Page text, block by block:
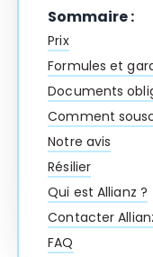
Sommaire :
Prix
Formules et
Documents
Comment
Notre avis
Résilier
Qui est Allianz ?
Contacter
FAQ